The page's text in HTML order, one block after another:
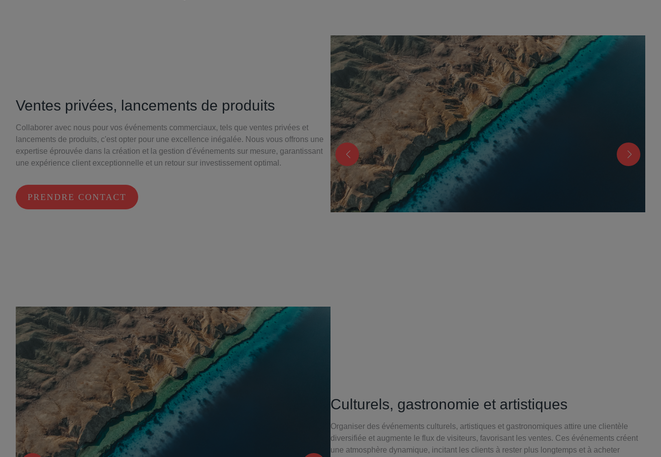
Ventes privées, lancements de produits
Collaborer avec nous pour vos événements commerciaux, tels que ventes privées et
lancements de produits, c'est opter pour une excellence inégalée. Nous vous offrons une
expertise éprouvée dans la création et la gestion d'événements sur mesure, garantissant
une expérience client exceptionnelle et un retour sur investissement optimal.
PRENDRE CONTACT
Culturels, gastronomie et artistiques
Organiser des événements culturels, artistiques et gastronomiques attire une clientèle
diversifiée et augmente le flux de visiteurs, favorisant les ventes. Ces événements créent
une atmosphère dynamique, incitant les clients à rester plus longtemps et à acheter